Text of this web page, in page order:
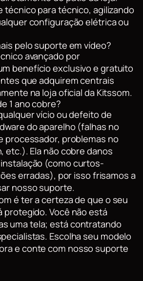
técnico para técnico, agilizando
configuração elétrica ou
pelo suporte em vídeo?
avançado por
benefício exclusivo e gratuito
que adquirem centrais
na loja oficial da Kitssom.
1 ano cobre?
vício ou defeito de
do aparelho (falhas no
processador, problemas no
etc.). Ela não cobre danos
(como curtos-
erradas), por isso frisamos a
nosso suporte.
é ter a certeza de que o seu
Você não está
uma tela; está contratando
Escolha seu modelo
e conte com nosso suporte